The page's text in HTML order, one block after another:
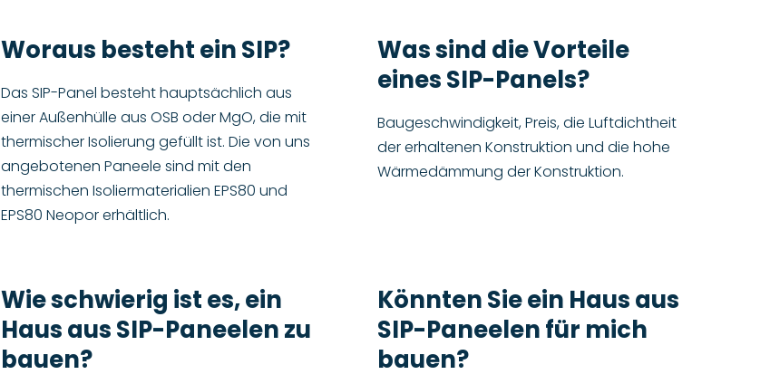
Woraus besteht ein SIP?
Das SIP-Panel besteht hauptsächlich aus
einer Außenhülle aus OSB oder MgO, die mit
thermischer Isolierung gefüllt ist. Die von uns
angebotenen Paneele sind mit den
thermischen Isoliermaterialien EPS80 und
EPS80 Neopor erhältlich.
Was sind die Vorteile
eines SIP-Panels?
Baugeschwindigkeit, Preis, die Luftdichtheit
der erhaltenen Konstruktion und die hohe
Wärmedämmung der Konstruktion.
Wie schwierig ist es, ein
Haus aus SIP-Paneelen zu
bauen?
Könnten Sie ein Haus aus
SIP-Paneelen für mich
bauen?